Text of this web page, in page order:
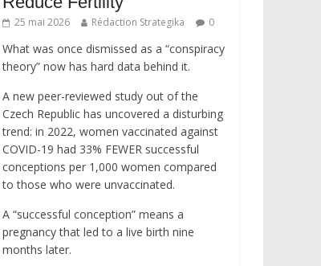
25 mai 2026 Rédaction Strategika 0
What was once dismissed as a “conspiracy
theory” now has hard data behind it.
A new peer-reviewed study out of the
Czech Republic has uncovered a disturbing
trend: in 2022, women vaccinated against
COVID-19 had 33% FEWER successful
conceptions per 1,000 women compared
to those who were unvaccinated.
A “successful conception” means a
pregnancy that led to a live birth nine
months later.